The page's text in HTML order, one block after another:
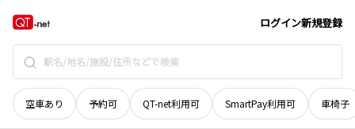
ログイン新規登録
空車あり 予約可 QT-net利用可 SmartPay利用可 車椅子
鳥取県